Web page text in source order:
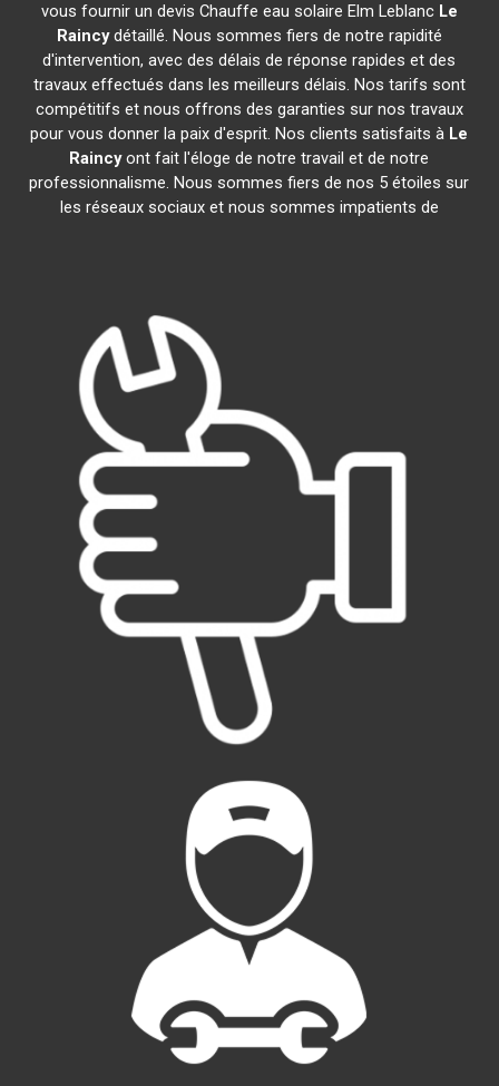
vous fournir un devis Chauffe eau solaire Elm Leblanc Le
Raincydétaillé. Nous sommes fiers de notre rapidité
d'intervention, avec des délais de réponse rapides et des
travaux effectués dans les meilleurs délais. Nos tarifs sont
compétitifs et nous offrons des garanties sur nos travaux
pour vous donner la paix d'esprit. Nos clients satisfaits à Le
Raincyont fait l'éloge de notre travail et de notre
professionnalisme. Nous sommes fiers de nos 5 étoiles sur
les réseaux sociaux et nous sommes impatients de